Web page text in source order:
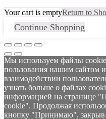
Your cart is emptyReturn to
Continue Shopping
Мы используем файлы
пользования нашим сайтом
взаимодействии
узнать больше о файлах
информацией на странице
cookie". Продолжая
кнопку "Принимаю", закрыв